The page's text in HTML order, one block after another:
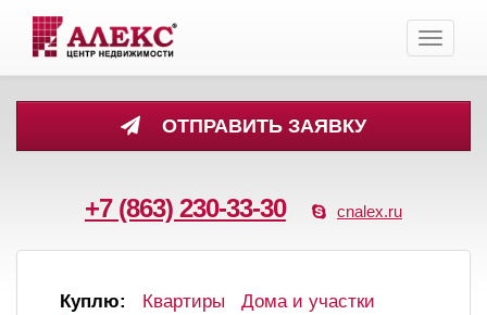
ОТПРАВИТЬ ЗАЯВКУ
+7 (863) 230-33-30 cnalex.ru
Toggle
Куплю: Квартиры
Дома и участки